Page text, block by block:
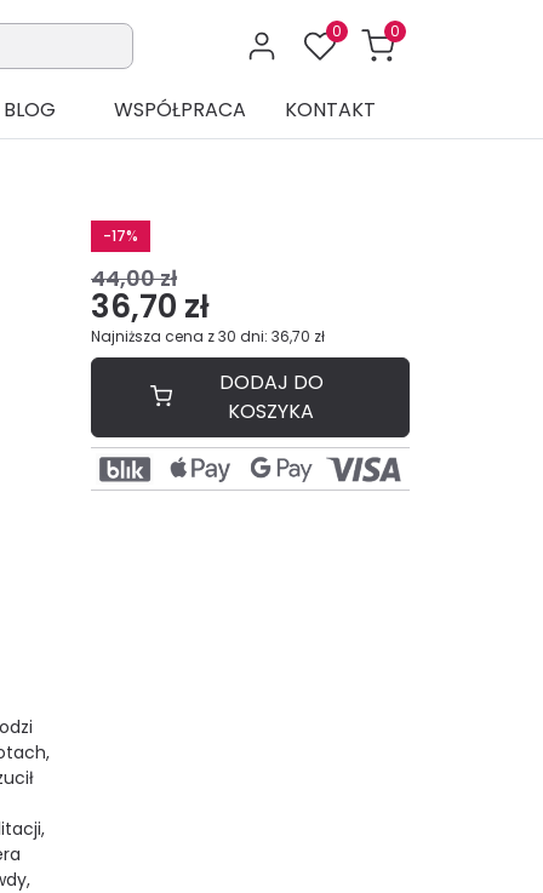
0 0
BLOG WSPÓŁPRACA KONTAKT
-17%
44,00 zł
36,70 zł
Najniższa cena z 30 dni: 36,70 zł
DODAJ DO
KOSZYKA